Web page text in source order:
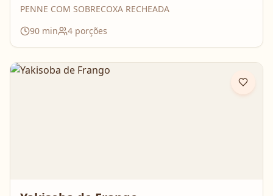
PENNE COM SOBRECOXA RECHEADA
90 min 4 porções